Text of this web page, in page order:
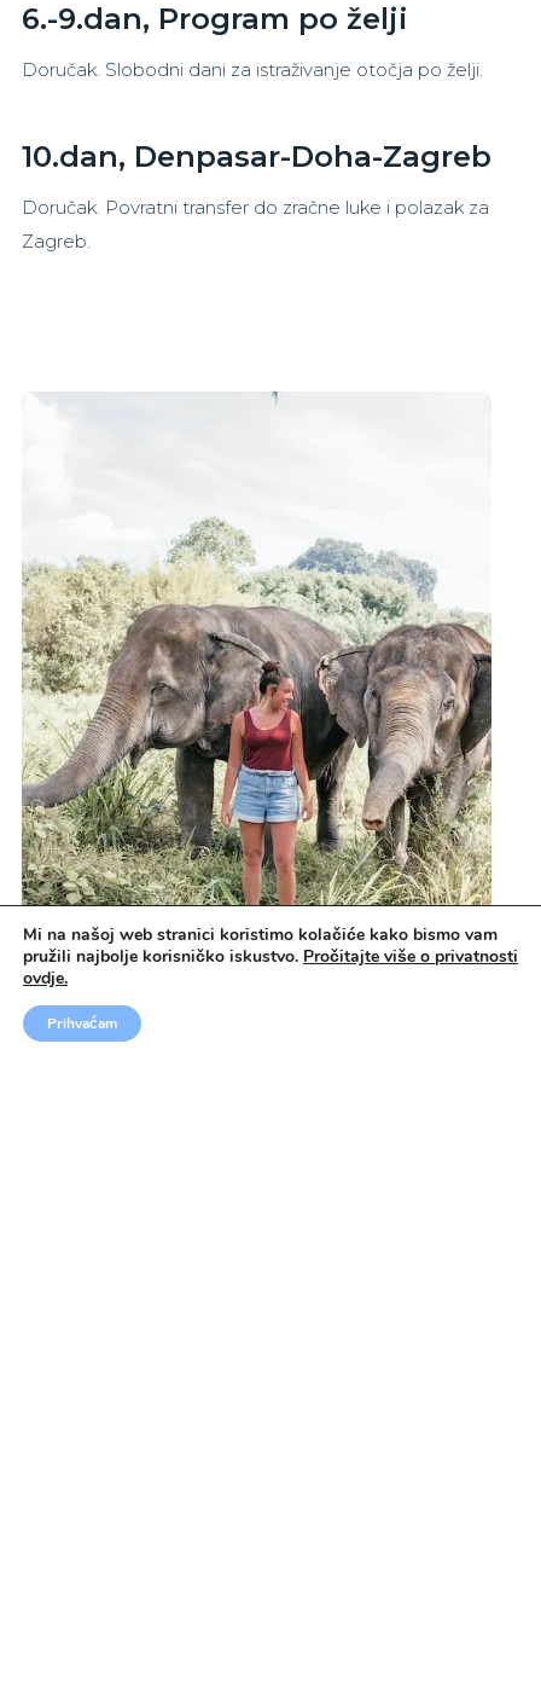
6.-9.dan, Program po želji
Doručak. Slobodni dani za istraživanje otočja po želji.
10.dan, Denpasar-Doha-Zagreb
Doručak. Povratni transfer do zračne luke i polazak za
Zagreb.
Mi na našoj web stranici koristimo kolačiće kako bismo vam
pružili najbolje korisničko iskustvo. Pročitajte više o privatnosti
ovdje.
Prihvaćam